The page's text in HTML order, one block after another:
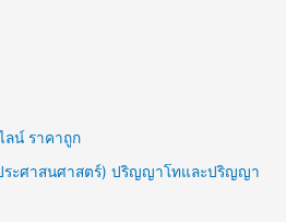
ลน์ ราคาถูก
ระศาสนศาสตร์) ปริญญาโทและปริญญา